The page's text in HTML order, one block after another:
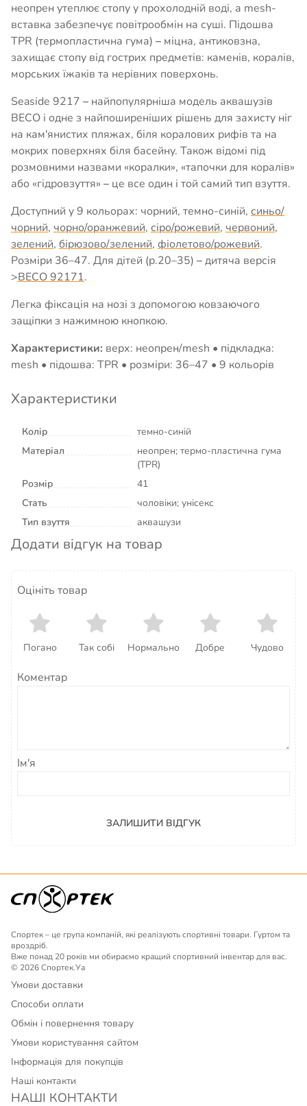
неопрен утеплює стопу у прохолодній воді, а mesh-
вставка забезпечує повітрообмін на суші. Підошва
TPR (термопластична гума) – міцна, антиковзна,
захищає стопу від гострих предметів: каменів, коралів,
морських їжаків та нерівних поверхонь.
Seaside 9217 – найпопулярніша модель аквашузів
BECO і одне з найпоширеніших рішень для захисту ніг
на кам'янистих пляжах, біля коралових рифів та на
мокрих поверхнях біля басейну. Також відомі під
розмовними назвами «коралки», «тапочки для коралів»
або «гідровзуття» – це все один і той самий тип взуття.
Доступний у 9 кольорах: чорний, темно-синій, синьо/
чорний, чорно/оранжевий, сіро/рожевий, червоний,
зелений, бірюзово/зелений, фіолетово/рожевий.
Розміри 36–47. Для дітей (р.20–35) –дитяча версія
>BECO 92171.
Легка фіксація на нозі з допомогою ковзаючого
защіпки з нажимною кнопкою.
Характеристики: верх: неопрен/mesh • підкладка:
mesh • підошва: TPR • розміри: 36–47 • 9 кольорів
Характеристики
Колір
темно-синій
Матеріал
неопрен; термо-пластична гума
(TPR)
Розмір
41
Стать
чоловіки; унісекс
Тип взуття
аквашузи
Додати відгук на товар
Оцініть товар
Погано Так собі Нормально Добре Чудово
Коментар
Ім'я
ЗАЛИШИТИ ВІДГУК
Спортек – це група компаній, які реалізують спортивні товари. Гуртом та
вроздріб.
Вже понад 20 років ми обираємо кращий спортивний інвентар для вас.
© 2026 Спортек.Уа
Умови доставки
Способи оплати
Обмін і повернення товару
Умови користування сайтом
Інформація для покупців
Наші контакти
НАШІ КОНТАКТИ